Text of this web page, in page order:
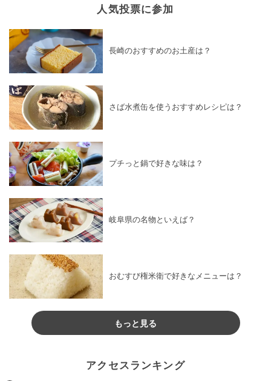
人気投票に参加
長崎のおすすめのお土産は？
さば水煮缶を使うおすすめレシピは？
プチっと鍋で好きな味は？
岐阜県の名物といえば？
おむすび権米衛で好きなメニューは？
もっと見る
アクセスランキング